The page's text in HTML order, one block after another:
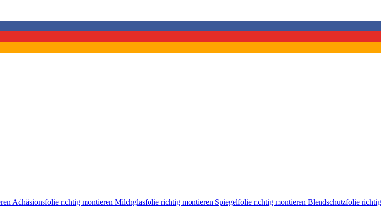
Adhäsionsfolie richtig montieren Milchglasfolie richtig montieren Spiegelfolie richtig montieren Blendschutzfolie richtig